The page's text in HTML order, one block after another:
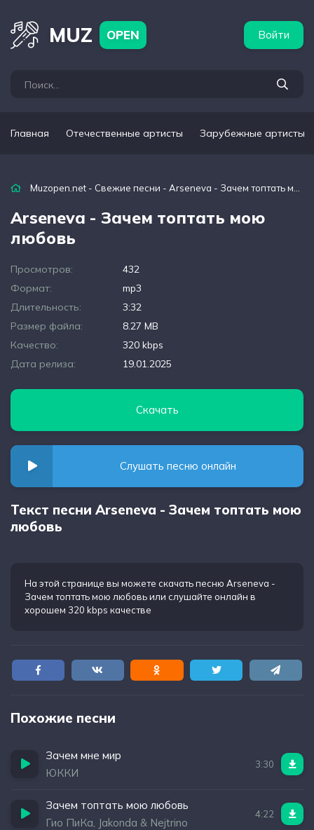
MUZ OPEN Войти
Главная Отечественные артисты Зарубежные артисты
Muzopen.net - Свежие песни - Arseneva - Зачем топтать мою любовь
Arseneva - Зачем топтать мою
любовь
Просмотров:
432
Формат:
mp3
Длительность:
3:32
Размер файла:
8.27 MB
Качество:
320 kbps
Дата релиза:
19.01.2025
Скачать
Слушать песню онлайн
Текст песни Arseneva - Зачем топтать мою
любовь
На этой странице вы можете скачать песню Arseneva -
Зачем топтать мою любовьили слушайте онлайн в
хорошем 320 kbps качестве
Похожие песни
Зачем мне мир
ЮККИ
3:30
Зачем топтать мою любовь
Гио ПиКа, Jakonda & Nejtrino
4:22
артисты Популярные подборки